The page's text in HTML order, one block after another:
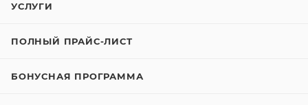
УСЛУГИ
ПОЛНЫЙ ПРАЙС-ЛИСТ
БОНУСНАЯ ПРОГРАММА